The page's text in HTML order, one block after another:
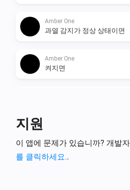
Amber One
과열 감지가 정상 상태이면
Amber One
켜지면
밝기가 변경되면
지원
이 앱에 문제가 있습니까? 개발
를 클릭하세요..